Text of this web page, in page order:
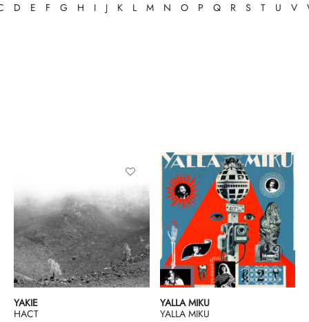
D E F G H I J K L M N O P Q R S T U V
YAKIE
HACT
YALLA MIKU
YALLA MIKU